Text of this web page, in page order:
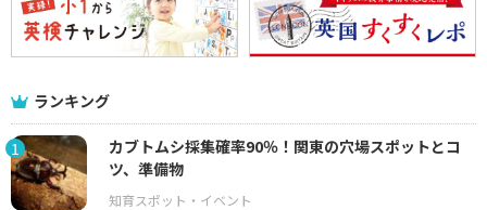
ランキング
1
カブトムシ採集確率90％！関東の穴場スポットとコ
ツ、準備物